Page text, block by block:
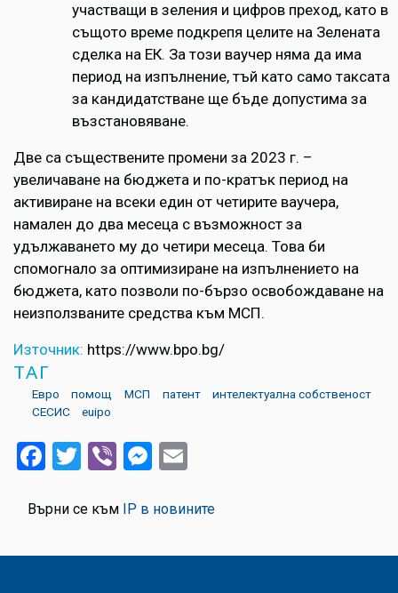
участващи в зеления и цифров преход, като в
същото време подкрепя целите на Зелената
сделка на ЕК. За този ваучер няма да има
период на изпълнение, тъй като само таксата
за кандидатстване ще бъде допустима за
възстановяване.
Две са съществените промени за 2023 г. –
увеличаване на бюджета и по-кратък период на
активиране на всеки един от четирите ваучера,
намален до два месеца с възможност за
удължаването му до четири месеца. Това би
спомогнало за оптимизиране на изпълнението на
бюджета, като позволи по-бързо освобождаване на
неизползваните средства към МСП.
Източник: https://www.bpo.bg/
ТАГ
Евро помощ МСП патент
интелектуална собственост
СЕСИС
euipo
Facebook
Twitter
ViberMessenger
Върни се към IP в новините